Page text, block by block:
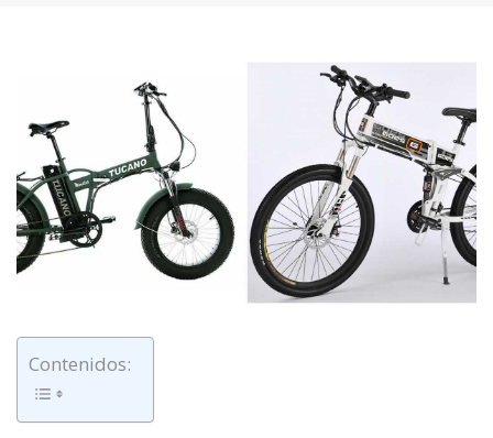
Contenidos: